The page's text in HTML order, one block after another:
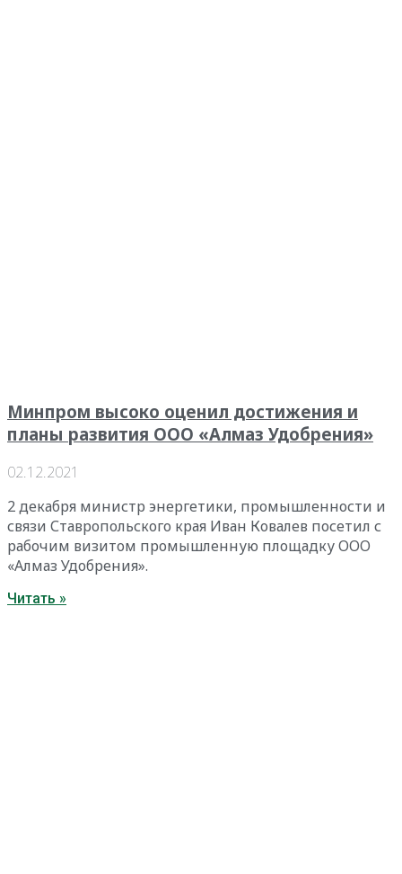
Минпром высоко оценил достижения и
планы развития ООО «Алмаз Удобрения»
02.12.2021
2 декабря министр энергетики, промышленности и
связи Ставропольского края Иван Ковалев посетил с
рабочим визитом промышленную площадку ООО
«Алмаз Удобрения».
Читать »